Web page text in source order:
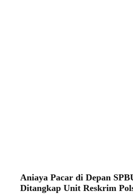
Aniaya Pacar di Depan
Ditangkap Unit Reskrim